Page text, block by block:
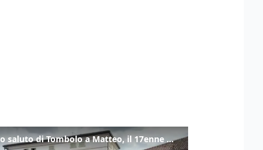
L'ultimo saluto di Tombolo a Matteo, il 17enne morto di tumore. Il video